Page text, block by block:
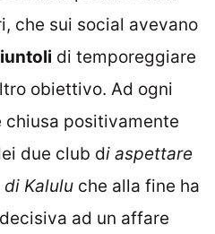
che sui social avevano
di temporeggiare
obiettivo. Ad ogni
chiusa positivamente
due club di aspettare
Kalulu che alla fine ha
ad un affare